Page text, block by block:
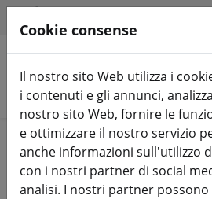
Cerca prodotti
Home Accessori Workshop
Cookie consense
Il nostro sito Web utilizza i
i contenuti e gli annunci,
nostro sito Web, fornire le
e ottimizzare il nostro servizio
anche informazioni sull'utilizzo
con i nostri partner di social
analisi. I nostri partner